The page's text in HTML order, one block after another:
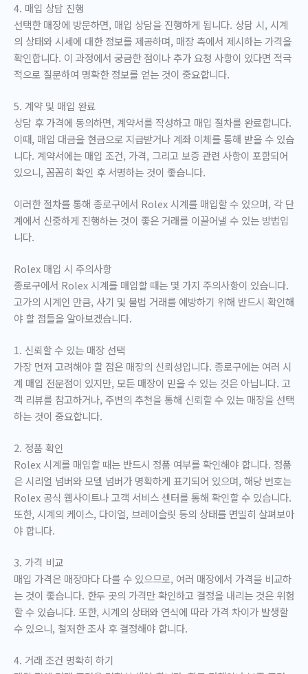
4. 매입 상담 진행
선택한 매장에 방문하면, 매입 상담을 진행하게 됩니다. 상담 시, 시계
의 상태와 시세에 대한 정보를 제공하며, 매장 측에서 제시하는 가격을
확인합니다. 이 과정에서 궁금한 점이나 추가 요청 사항이 있다면 적극
적으로 질문하여 명확한 정보를 얻는 것이 중요합니다.
5. 계약 및 매입 완료
상담 후 가격에 동의하면, 계약서를 작성하고 매입 절차를 완료합니다.
이때, 매입 대금을 현금으로 지급받거나 계좌 이체를 통해 받을 수 있습
니다. 계약서에는 매입 조건, 가격, 그리고 보증 관련 사항이 포함되어
있으니, 꼼꼼히 확인 후 서명하는 것이 좋습니다.
이러한 절차를 통해 종로구에서 Rolex 시계를 매입할 수 있으며, 각 단
계에서 신중하게 진행하는 것이 좋은 거래를 이끌어낼 수 있는 방법입
니다.
Rolex 매입 시 주의사항
종로구에서 Rolex 시계를 매입할 때는 몇 가지 주의사항이 있습니다.
고가의 시계인 만큼, 사기 및 불법 거래를 예방하기 위해 반드시 확인해
야 할 점들을 알아보겠습니다.
1. 신뢰할 수 있는 매장 선택
가장 먼저 고려해야 할 점은 매장의 신뢰성입니다. 종로구에는 여러 시
계 매입 전문점이 있지만, 모든 매장이 믿을 수 있는 것은 아닙니다. 고
객 리뷰를 참고하거나, 주변의 추천을 통해 신뢰할 수 있는 매장을 선택
하는 것이 중요합니다.
2. 정품 확인
Rolex 시계를 매입할 때는 반드시 정품 여부를 확인해야 합니다. 정품
은 시리얼 넘버와 모델 넘버가 명확하게 표기되어 있으며, 해당 번호는
Rolex 공식 웹사이트나 고객 서비스 센터를 통해 확인할 수 있습니다.
또한, 시계의 케이스, 다이얼, 브레이슬릿 등의 상태를 면밀히 살펴보아
야 합니다.
3. 가격 비교
매입 가격은 매장마다 다를 수 있으므로, 여러 매장에서 가격을 비교하
는 것이 좋습니다. 한두 곳의 가격만 확인하고 결정을 내리는 것은 위험
할 수 있습니다. 또한, 시계의 상태와 연식에 따라 가격 차이가 발생할
수 있으니, 철저한 조사 후 결정해야 합니다.
4. 거래 조건 명확히 하기